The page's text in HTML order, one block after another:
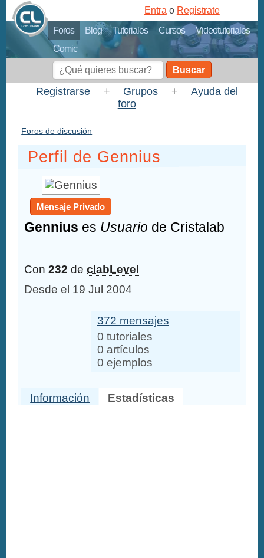
Foros Blog Tutoriales Cursos
Videotutoriales
Comic
Entra o Registrate
Buscar
Registrarse + Grupos +
Ayuda del
foro
Foros de discusión
Perfil de Gennius
Mensaje Privado
Gennius es Usuario de Cristalab
Con232 declabLevel
Desde el 19 Jul 2004
372 mensajes
0 tutoriales
0 artículos
0 ejemplos
Información Estadísticas